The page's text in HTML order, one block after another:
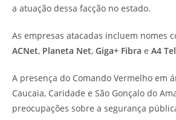
a atuação dessa facção no estado.
As empresas atacadas incluem nomes
ACNet, Planeta Net, Giga+ Fibra e A4
A presença do Comando Vermelho em
Caucaia, Caridade e São Gonçalo do
preocupações sobre a segurança